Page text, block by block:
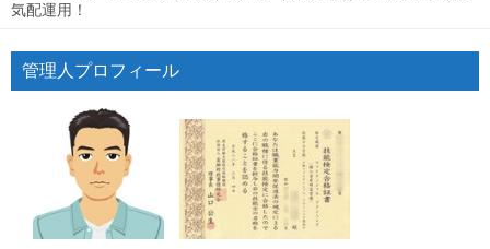
気配運用！
管理人プロフィール